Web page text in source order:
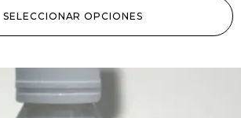
SELECCIONAR OPCIONES